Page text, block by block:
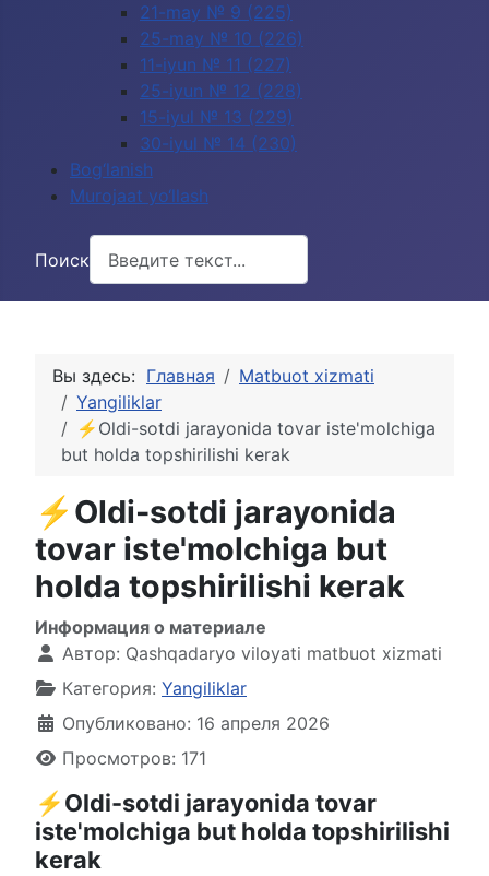
21-may № 9 (225)
25-may № 10 (226)
11-iyun № 11 (227)
25-iyun № 12 (228)
15-iyul № 13 (229)
30-iyul № 14 (230)
Bog‘lanish
Murojaat yo‘llash
Поиск
Вы здесь: Главная
Matbuot xizmati
Yangiliklar
⚡️Oldi-sotdi jarayonida tovar iste'molchiga
but holda topshirilishi kerak
⚡️Oldi-sotdi jarayonida
tovar iste'molchiga but
holda topshirilishi kerak
Информация о материале
Автор: Qashqadaryo viloyati matbuot xizmati
Категория: Yangiliklar
Опубликовано: 16 апреля 2026
Просмотров: 171
⚡️Oldi-sotdi jarayonida tovar
iste'molchiga but holda topshirilishi
kerak